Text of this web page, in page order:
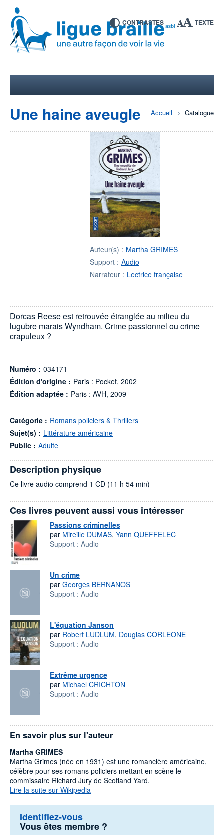
CONTRASTES TEXTE
Accueil Catalogue
Une haine aveugle
Auteur(s) : Martha GRIMES
Support : Audio
Narrateur : Lectrice française
Dorcas Reese est retrouvée étranglée au milieu du
lugubre marais Wyndham. Crime passionnel ou crime
crapuleux ?
Numéro : 034171
Édition d'origine : Paris : Pocket, 2002
Édition adaptée : Paris : AVH, 2009
Catégorie : Romans policiers & Thrillers
Sujet(s) : Littérature américaine
Public : Adulte
Description physique
Ce livre audio comprend 1 CD (11 h 54 min)
Ces livres peuvent aussi vous intéresser
Passions criminelles
par Mireille DUMAS, Yann QUEFFELEC
Support : Audio
Un crime
par Georges BERNANOS
Support : Audio
L'équation Janson
par Robert LUDLUM, Douglas CORLEONE
Support : Audio
Extrême urgence
par Michael CRICHTON
Support : Audio
En savoir plus sur l'auteur
Martha GRIMES
Martha Grimes (née en 1931) est une romancière américaine,
célèbre pour ses romans policiers mettant en scène le
commissaire Richard Jury de Scotland Yard.
Lire la suite sur Wikipedia
Identifiez-vous
Vous êtes membre ?